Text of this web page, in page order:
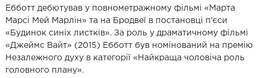
Ебботт дебютував у повнометражному фільмі «Марта
Марсі Мей Марлін» та на Бродвеї в постановці п'єси
«Будинок синіх листків». За роль у драматичному фільмі
«Джеймс Вайт» (2015) Ебботт був номінований на премію
Незалежного духу в категорії «Найкраща чоловіча роль
головного плану».